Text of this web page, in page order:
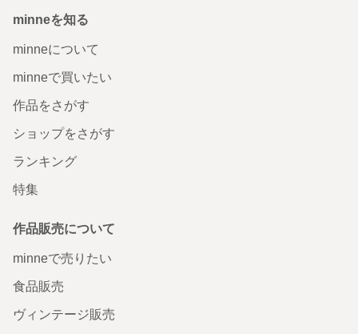
minneを知る
minneについて
minneで買いたい
作品をさがす
ショップをさがす
ランキング
特集
作品販売について
minneで売りたい
食品販売
ヴィンテージ販売